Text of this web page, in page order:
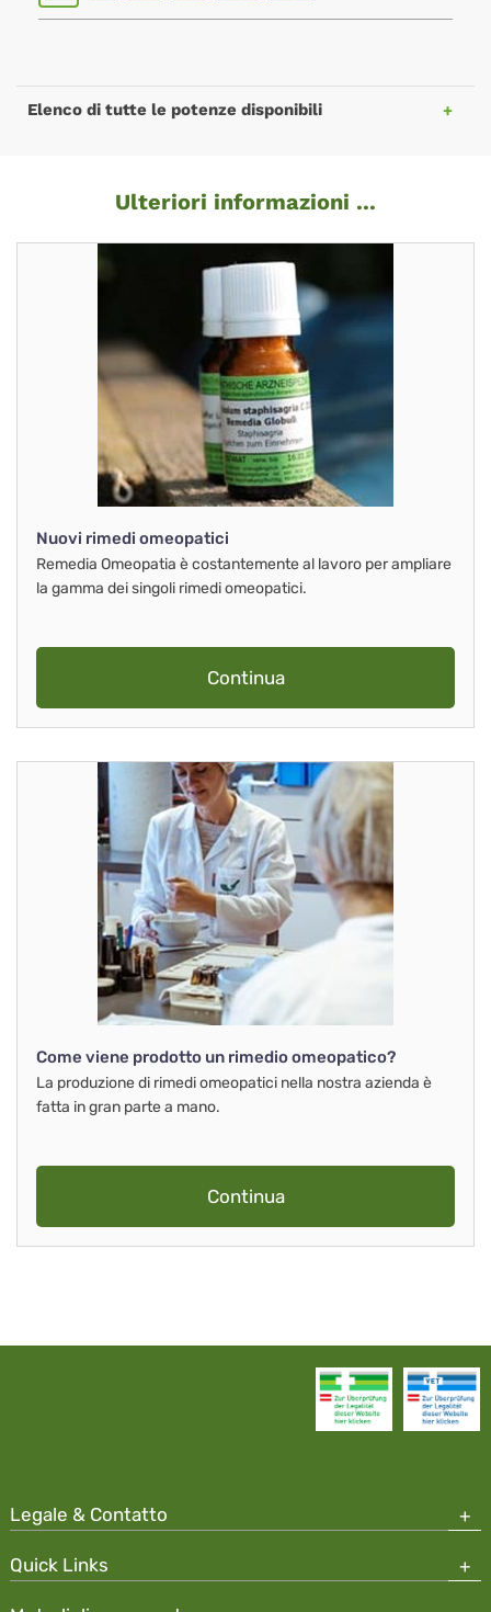
Elenco di tutte le potenze disponibili
Ulteriori informazioni ...
Nuovi rimedi omeopatici
Remedia Omeopatia è costantemente al lavoro per ampliare
la gamma dei singoli rimedi omeopatici.
Continua
Come viene prodotto un rimedio omeopatico?
La produzione di rimedi omeopatici nella nostra azienda è
fatta in gran parte a mano.
Continua
Legale & Contatto
Quick Links